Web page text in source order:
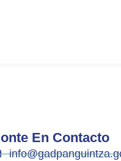
En Contacto